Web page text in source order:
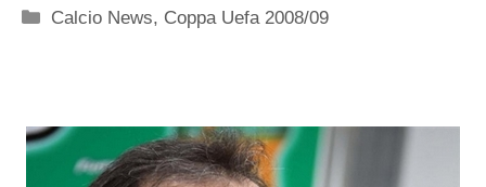
Categorie
Calcio News, Coppa Uefa 2008/09